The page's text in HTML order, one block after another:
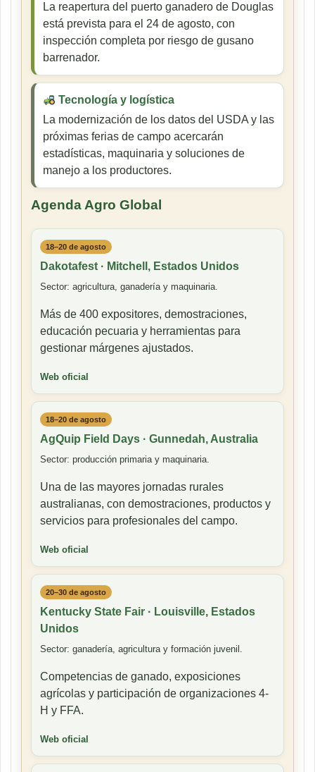
La reapertura del puerto ganadero de Douglas
está prevista para el 24 de agosto, con
inspección completa por riesgo de gusano
barrenador.
Tecnología y logística
La modernización de los datos del USDA y las
próximas ferias de campo acercarán
estadísticas, maquinaria y soluciones de
manejo a los productores.
Agenda Agro Global
18–20 de agosto
Dakotafest · Mitchell, Estados Unidos
Sector: agricultura, ganadería y maquinaria.
Más de 400 expositores, demostraciones,
educación pecuaria y herramientas para
gestionar márgenes ajustados.
Web oficial
18–20 de agosto
AgQuip Field Days · Gunnedah, Australia
Sector: producción primaria y maquinaria.
Una de las mayores jornadas rurales
australianas, con demostraciones, productos y
servicios para profesionales del campo.
Web oficial
20–30 de agosto
Kentucky State Fair · Louisville, Estados
Unidos
Sector: ganadería, agricultura y formación juvenil.
Competencias de ganado, exposiciones
agrícolas y participación de organizaciones 4-
H y FFA.
Web oficial